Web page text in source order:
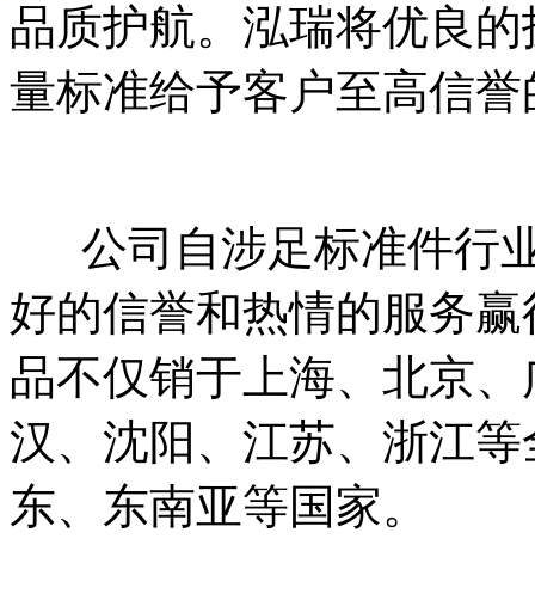
品质护航。泓瑞将优良
量标准给予客户至高信
公司自涉足标准件行
好的信誉和热情的服务
品不仅销于上海、北京
汉、沈阳、江苏、浙江
东、东南亚等国家。